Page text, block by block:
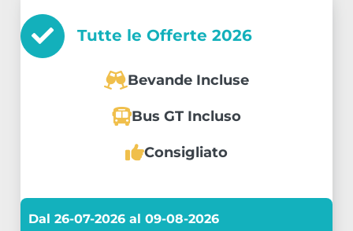
Tutte le Offerte2026
Bevande Incluse
Bus GT Incluso
Consigliato
Dal 26-07-2026 al 09-08-2026